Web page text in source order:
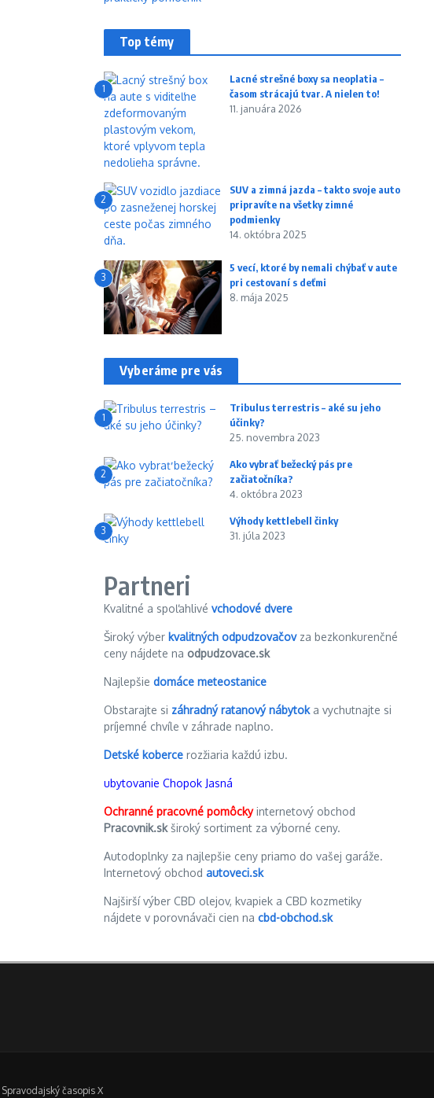
Top témy
1
Lacné strešné boxy sa neoplatia –
časom strácajú tvar. A nielen to!
11. januára 2026
2
SUV a zimná jazda – takto svoje auto
pripravíte na všetky zimné
podmienky
14. októbra 2025
3
5 vecí, ktoré by nemali chýbať v aute
pri cestovaní s deťmi
8. mája 2025
Vyberáme pre vás
1
Tribulus terrestris – aké su jeho
účinky?
25. novembra 2023
2
Ako vybrať bežecký pás pre
začiatočníka?
4. októbra 2023
3
Výhody kettlebell činky
31. júla 2023
Partneri
Kvalitné a spoľahlivé vchodové dvere
Široký výber kvalitných odpudzovačovza bezkonkurenčné
ceny nájdete na odpudzovace.sk
Najlepšie domáce meteostanice
Obstarajte si záhradný ratanový nábytoka vychutnajte si
príjemné chvíle v záhrade naplno.
Detské koberce rozžiaria každú izbu.
ubytovanie Chopok Jasná
Ochranné pracovné pomôckyinternetový obchod
Pracovnik.skširoký sortiment za výborné ceny.
Autodoplnky za najlepšie ceny priamo do vašej garáže.
Internetový obchod autoveci.sk
Najširší výber CBD olejov, kvapiek a CBD kozmetiky
nájdete v porovnávači cien na cbd-obchod.sk
Spravodajský časopis X